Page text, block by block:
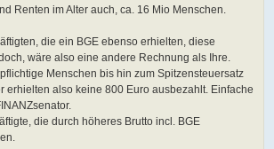
Renten im Alter auch, ca. 16 Mio Menschen.
die ein BGE ebenso erhielten, diese
wäre also eine andere Rechnung als Ihre.
Menschen bis hin zum Spitzensteuersatz
erhielten also keine 800 Euro ausbezahlt. Einfache
die durch höheres Brutto incl. BGE